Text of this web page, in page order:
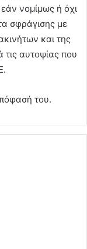
νομίμως ή όχι
σφράγισης με
και της
τις αυτοψίας που
του.